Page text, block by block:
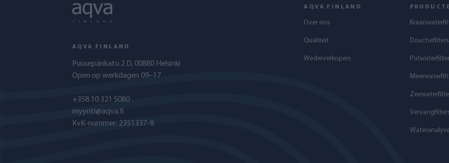
AQVA FINLAND
Puusepänkatu 2 D, 00880 Helsinki
Open op werkdagen 09–17
+358 10 321 5080
myynti@aqva.fi
KvK-nummer: 2351337-8
AQVA FINLAND
Over ons
Qualiteit
Wederverkopers
Douchefilters